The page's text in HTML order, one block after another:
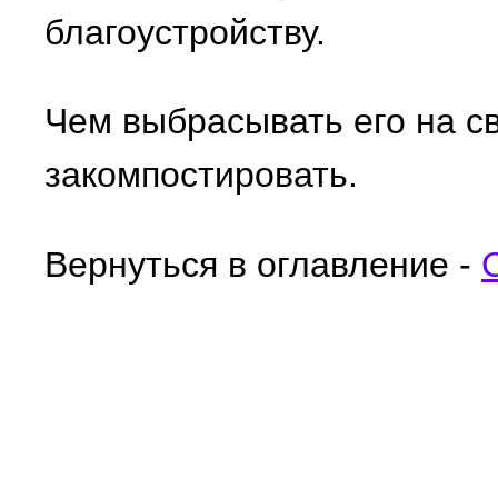
благоустройству.
Чем выбрасывать его на
закомпостировать.
Вернуться в оглавление -